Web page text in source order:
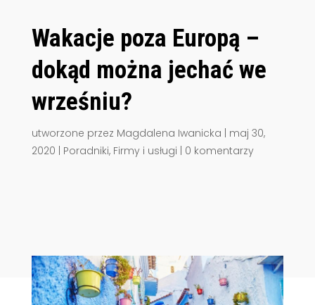
Wakacje poza Europą –
dokąd można jechać we
wrześniu?
utworzone przez Magdalena Iwanicka
maj 30,
2020
Poradniki, Firmy i usługi 0 komentarzy